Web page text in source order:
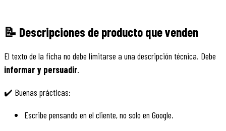
📝 Descripciones de producto que venden
El texto de la ficha no debe limitarse a una descripción técnica. Debe
informar y persuadir.
✔️ Buenas prácticas:
Escribe pensando en el cliente, no solo en Google.